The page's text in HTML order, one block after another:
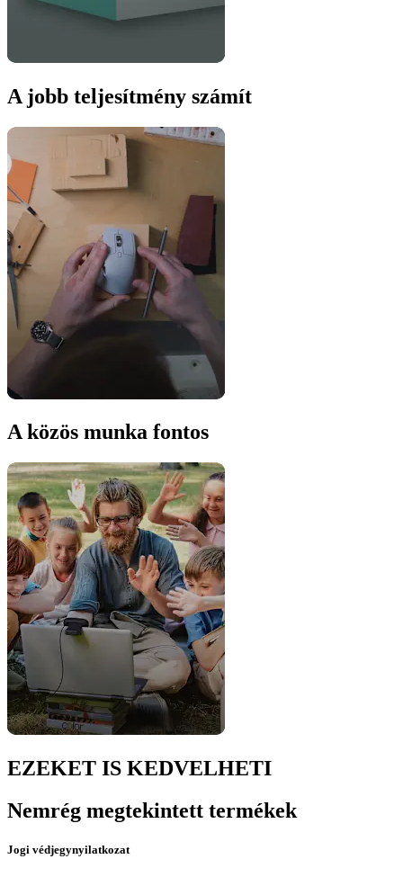
A jobb teljesítmény számít
A közös munka fontos
EZEKET IS KEDVELHETI
Nemrég megtekintett termékek
Jogi védjegynyilatkozat